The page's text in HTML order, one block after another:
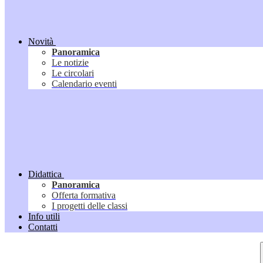
Novità
Panoramica
Le notizie
Le circolari
Calendario eventi
Didattica
Panoramica
Offerta formativa
I progetti delle classi
Info utili
Contatti